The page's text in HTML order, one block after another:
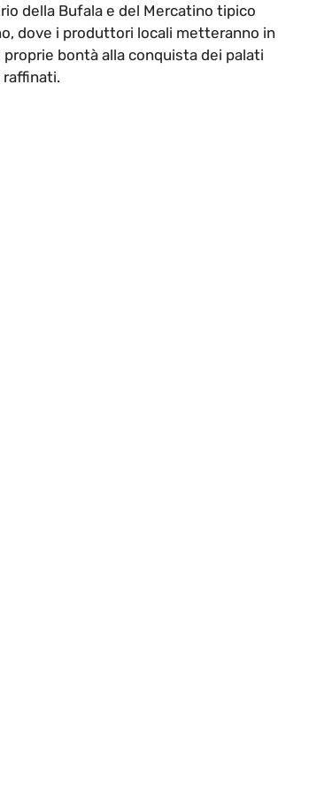
della Bufala e del Mercatino tipico
dove i produttori locali metteranno in
bontà alla conquista dei palati
raffinati.